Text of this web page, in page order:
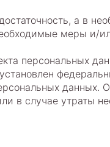
а в
меры и/
персональных
данных.
в случае утраты